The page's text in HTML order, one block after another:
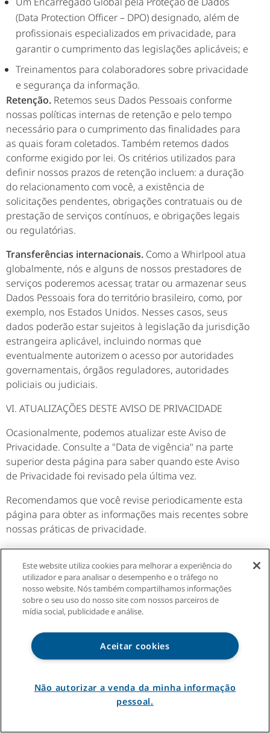
(Data Protection Officer – DPO) designado, além de
profissionais especializados em privacidade, para
garantir o cumprimento das legislações aplicáveis; e
Treinamentos para colaboradores sobre privacidade
e segurança da informação.
Retenção. Retemos seus Dados Pessoais conforme
nossas políticas internas de retenção e pelo tempo
necessário para o cumprimento das finalidades para
as quais foram coletados. Também retemos dados
conforme exigido por lei. Os critérios utilizados para
definir nossos prazos de retenção incluem: a duração
do relacionamento com você, a existência de
solicitações pendentes, obrigações contratuais ou de
prestação de serviços contínuos, e obrigações legais
ou regulatórias.
Transferências internacionais. Como a Whirlpool atua
globalmente, nós e alguns de nossos prestadores de
serviços poderemos acessar, tratar ou armazenar seus
Dados Pessoais fora do território brasileiro, como, por
exemplo, nos Estados Unidos. Nesses casos, seus
dados poderão estar sujeitos à legislação da jurisdição
estrangeira aplicável, incluindo normas que
eventualmente autorizem o acesso por autoridades
governamentais, órgãos reguladores, autoridades
policiais ou judiciais.
VI. ATUALIZAÇÕES DESTE AVISO DE PRIVACIDADE
Ocasionalmente, podemos atualizar este Aviso de
Privacidade. Consulte a "Data de vigência" na parte
superior desta página para saber quando este Aviso
de Privacidade foi revisado pela última vez.
Recomendamos que você revise periodicamente esta
página para obter as informações mais recentes sobre
nossas práticas de privacidade.
Seu uso do(s) Serviço(s) após essas alterações significa
que você reconhece o Aviso de Privacidade revisado.
VII. ENTRE EM CONTATO CONOSCO
Encarregado pelo Tratamento de Dados Pessoais
Caso tenha dúvidas, comentários ou sugestões
Privacidadeou entre em contato com o nosso
Encarregado de Dados Pessoais (DPO), Humberto De
Este website utiliza cookies para melhorar a experiência do
utilizador e para analisar o desempenho e o tráfego no
nosso website. Nós também compartilhamos informações
sobre o seu uso do nosso site com nossos parceiros de
mídia social, publicidade e análise.
Aceitar cookies
Não autorizar a venda da minha informação
pessoal.